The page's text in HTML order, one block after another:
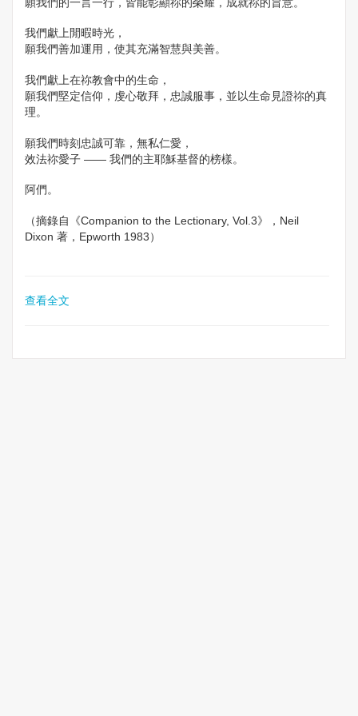
我們獻上閒暇時光，
願我們善加運用，使其充滿智慧與美善。
我們獻上在祢教會中的生命，
願我們堅定信仰，虔心敬拜，忠誠服事，並以生命見證祢的真
理。
願我們時刻忠誠可靠，無私仁愛，
效法祢愛子 —— 我們的主耶穌基督的榜樣。
阿們。
（摘錄自《Companion to the Lectionary, Vol.3》，Neil
Dixon 著，Epworth 1983）
查看全文